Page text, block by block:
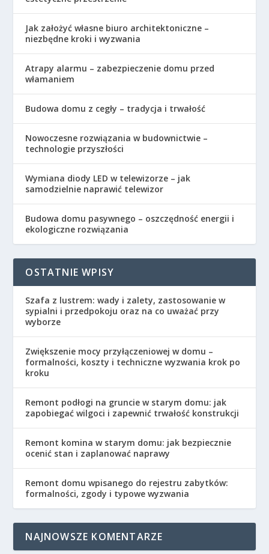
Jak założyć własne biuro architektoniczne –
niezbędne kroki i wyzwania
Atrapy alarmu – zabezpieczenie domu przed
włamaniem
Budowa domu z cegły – tradycja i trwałość
Nowoczesne rozwiązania w budownictwie –
technologie przyszłości
Wymiana diody LED w telewizorze – jak
samodzielnie naprawić telewizor
Budowa domu pasywnego – oszczędność energii i
ekologiczne rozwiązania
OSTATNIE WPISY
Szafa z lustrem: wady i zalety, zastosowanie w
sypialni i przedpokoju oraz na co uważać przy
wyborze
Zwiększenie mocy przyłączeniowej w domu –
formalności, koszty i techniczne wyzwania krok po
kroku
Remont podłogi na gruncie w starym domu: jak
zapobiegać wilgoci i zapewnić trwałość konstrukcji
Remont komina w starym domu: jak bezpiecznie
ocenić stan i zaplanować naprawy
Remont domu wpisanego do rejestru zabytków:
formalności, zgody i typowe wyzwania
NAJNOWSZE KOMENTARZE